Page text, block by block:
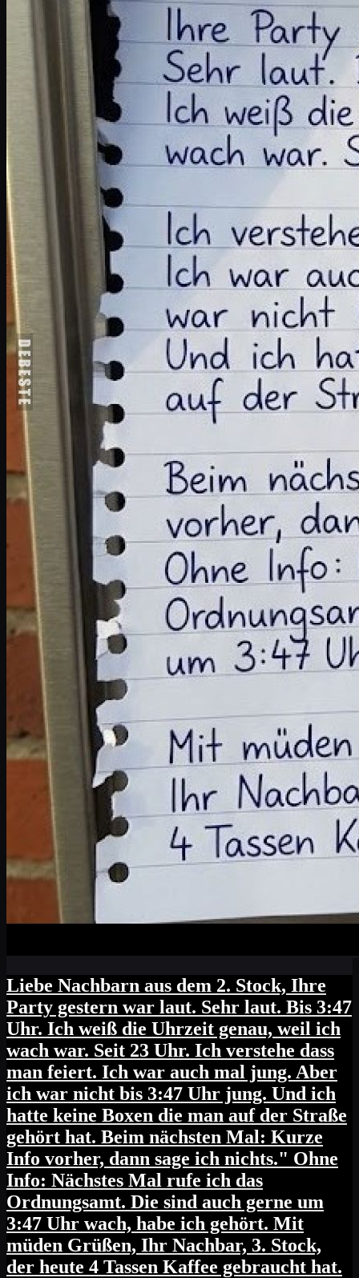
Liebe Nachbarn aus dem 2. Stock, Ihre
Party gestern war laut. Sehr laut. Bis 3:47
Uhr. Ich weiß die Uhrzeit genau, weil ich
wach war. Seit 23 Uhr. Ich verstehe dass
man feiert. Ich war auch mal jung. Aber
ich war nicht bis 3:47 Uhr jung. Und ich
hatte keine Boxen die man auf der Straße
gehört hat. Beim nächsten Mal: Kurze
Info vorher, dann sage ich nichts." Ohne
Info: Nächstes Mal rufe ich das
Ordnungsamt. Die sind auch gerne um
3:47 Uhr wach, habe ich gehört. Mit
müden Grüßen, Ihr Nachbar, 3. Stock,
der heute 4 Tassen Kaffee gebraucht hat.